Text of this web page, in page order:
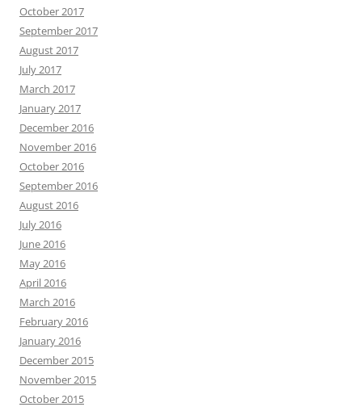
October 2017
September 2017
August 2017
July 2017
March 2017
January 2017
December 2016
November 2016
October 2016
September 2016
August 2016
July 2016
June 2016
May 2016
April 2016
March 2016
February 2016
January 2016
December 2015
November 2015
October 2015